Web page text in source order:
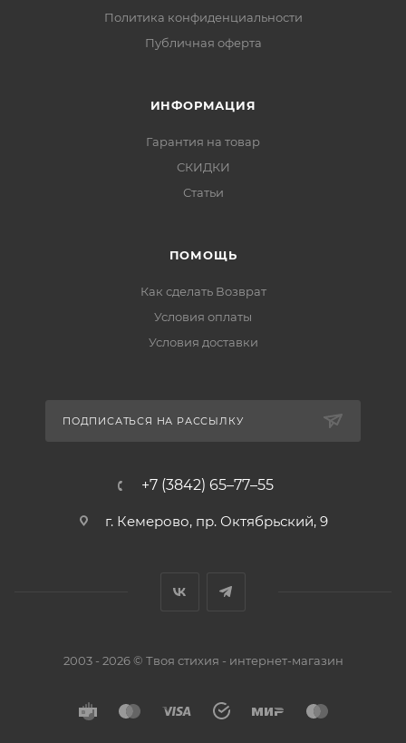
Политика конфиденциальности
Публичная оферта
ИНФОРМАЦИЯ
Гарантия на товар
СКИДКИ
Статьи
ПОМОЩЬ
Как сделать Возврат
Условия оплаты
Условия доставки
ПОДПИСАТЬСЯ НА РАССЫЛКУ
+7 (3842) 65–77–55
г. Кемерово, пр. Октябрьский, 9
2003 - 2026 © Твоя стихия - интернет-магазин